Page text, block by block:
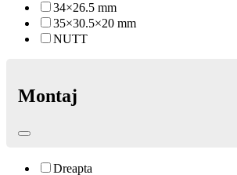
34×26.5 mm
35×30.5×20 mm
NUTT
Montaj
Dreapta